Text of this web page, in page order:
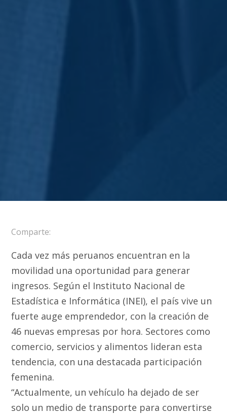
Comparte:
Cada vez más peruanos encuentran en la
movilidad una oportunidad para generar
ingresos. Según el Instituto Nacional de
Estadística e Informática (INEI), el país vive un
fuerte auge emprendedor, con la creación de
46 nuevas empresas por hora. Sectores como
comercio, servicios y alimentos lideran esta
tendencia, con una destacada participación
femenina.
“Actualmente, un vehículo ha dejado de ser
solo un medio de transporte para convertirse